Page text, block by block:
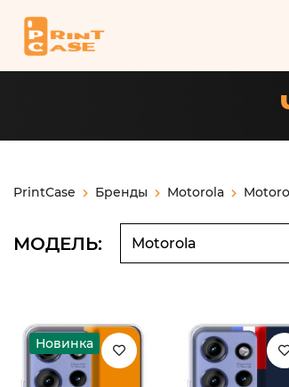
PrintCase Бренды Motorola
МОДЕЛЬ:
Новинка